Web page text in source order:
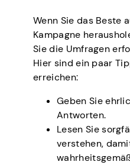
Wenn Sie das Beste
Kampagne
Sie die Umfragen
Hier sind ein paar
erreichen:
Geben Sie
Antworten.
Lesen Sie
verstehen,